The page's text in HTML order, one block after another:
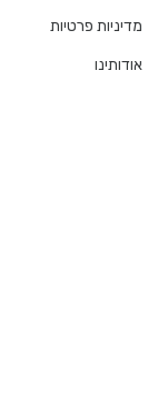
מדיניות פרטיות
אודותינו